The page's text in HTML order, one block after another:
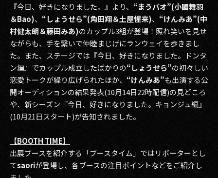
『今日、好きになりました。』より、 “まうバオ”(小國舞羽
＆Bao)、 “しょうせら”(角田翔＆土屋惺来)、 “けんみあ”(中
村健太朗＆藤田みあ)のカップル3組が登場！照れ笑いを見せ
ながらも、手を繋いで仲睦まじげにランウェイを歩きまし
た。また、ステージでは『今日、好きになりました。ドンタ
ン編』でカップル成立したばかりの“しょうせら”の初々しい
恋愛トークが繰り広げられたほか、 “けんみあ”も出演する公
開オーディションの結果発表(10月14日22時配信)の見どころ
や、新シーズン『今日、好きになりました。キョンジュ編』
(10月21日スタート)が告知されました。
【BOOTH TIME】
出展ブースを紹介する「ブースタイム」ではリポーターとし
てsaoriが登場し、各ブースの注目ポイントなどをご紹介し